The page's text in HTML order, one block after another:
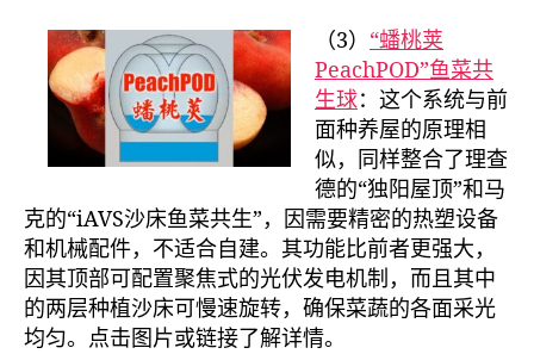
（3） “蟠桃荚
PeachPOD”鱼菜共
生球：这个系统与前
面种养屋的原理相
似，同样整合了理查
德的“独阳屋顶”和马
克的“iAVS沙床鱼菜共生”，因需要精密的热塑设备
和机械配件，不适合自建。其功能比前者更强大，
因其顶部可配置聚焦式的光伏发电机制，而且其中
的两层种植沙床可慢速旋转，确保菜蔬的各面采光
均匀。点击图片或链接了解详情。